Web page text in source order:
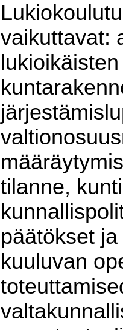
vaikuttavat:
tilanne,
päätökset
kuuluvan